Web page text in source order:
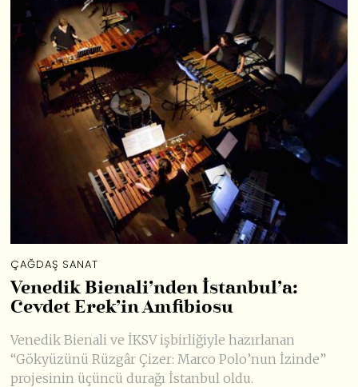
ÇAĞDAŞ SANAT
Venedik Bienali’nden İstanbul’a:
Cevdet Erek’in Amfibiosu
Venedik Bienali ve İKSV işbirliğiyle hazırlanan
“Gökyüzünü Rüzgâr Çizer: Marco Polo’nun İzinde”
projesinin üçüncü durağı İstanbul oldu.